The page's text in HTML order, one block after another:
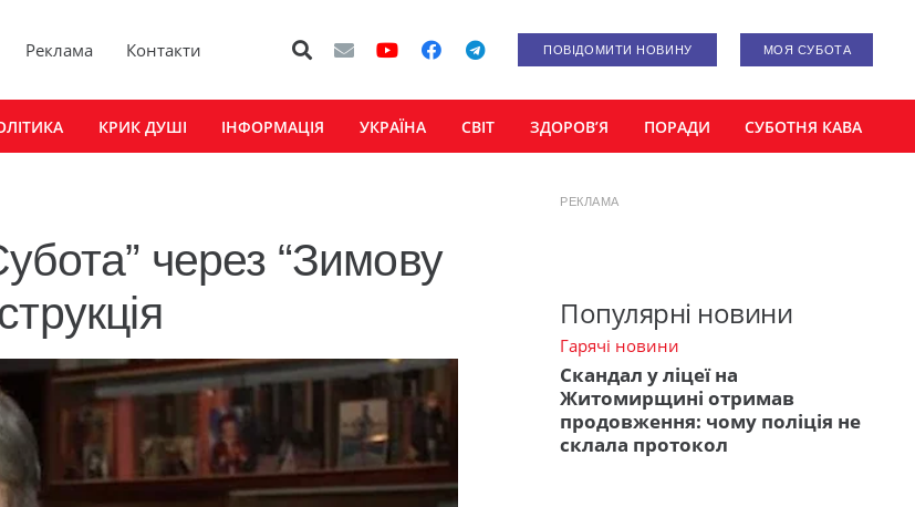
Реклама Контакти ПОВІДОМИТИ НОВИНУ МОЯ СУБОТА
КРИК ДУШІ ІНФОРМАЦІЯ УКРАЇНА СВІТ ЗДОРОВ’Я ПОРАДИ СУБОТНЯ КАВА
через “Зимову
РЕКЛАМА
Популярні новини
Гарячі новини
Скандал у ліцеї на
Житомирщині отримав
продовження: чому поліція не
склала протокол